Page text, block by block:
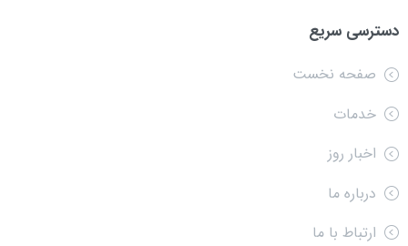
دسترسی سریع
صفحه نخست
خدمات
اخبار روز
درباره ما
ارتباط با ما